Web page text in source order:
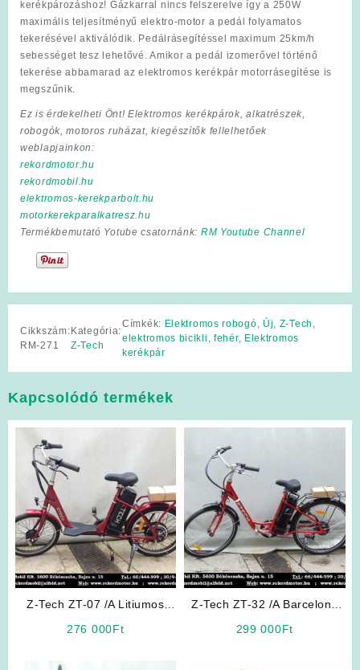
kerékpározáshoz! Gázkarral nincs felszerelve így a 250W
maximális teljesítményű elektro-motor a pedál folyamatos
tekerésével aktiválódik. Pedálrásegítéssel maximum 25km/h
sebességet tesz lehetővé. Amikor a pedál izomerővel történő
tekerése abbamarad az elektromos kerékpár motorrásegítése is
megszűnik.
Ez is érdekelheti Önt! Elektromos kerékpárok, alkatrészek,
robogók, motoros ruházat, kiegészítők fellelhetőek
weblapjainkon:
rekordmotor.hu
rekordmobil.hu
elektromos-kerekparbolt.hu
motorkerekparalkatresz.hu
Termékbemutató Yotube csatornánk: RM Youtube Channel
Cikkszám:
RM-271
Kategória:
Z-Tech
Címkék: Elektromos robogó, Új, Z-Tech ,
elektromos bicikli ,fehér, Elektromos
kerékpár
Kapcsolódó termékek
Z-Tech ZT-07 /A Litiumos
276 000Ft
Z-Tech ZT-32 /A Barcelona
299 000Ft